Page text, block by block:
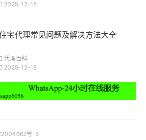
2025-12-15
宅代理常见问题及解决方法大全
代理百科
2025-12-15
号-6